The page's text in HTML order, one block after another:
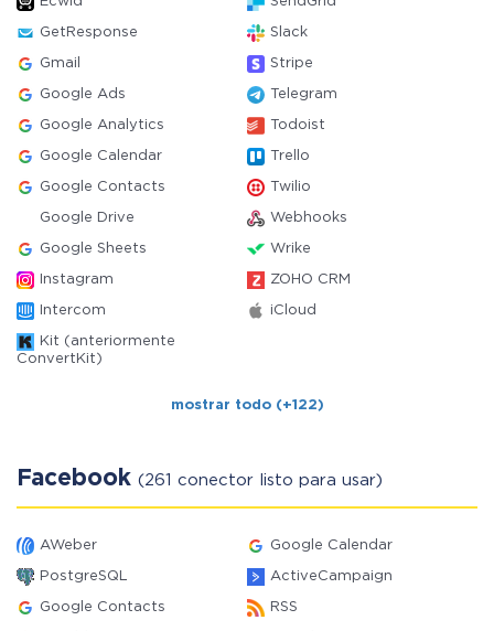
GetResponse Slack
Gmail Stripe
Google Ads Telegram
Google Analytics Todoist
Google Calendar Trello
Google Contacts Twilio
Google Drive Webhooks
Google Sheets Wrike
Instagram ZOHO CRM
Intercom iCloud
Kit (anteriormente
ConvertKit)
mostrar todo (+122)
Facebook (261 conector listo para usar)
AWeber Google Calendar
PostgreSQL ActiveCampaign
Google Contacts RSS